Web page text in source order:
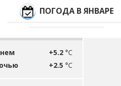
ПОГОДА В ЯНВАРЕ
+5.2 °C
+2.5 °C